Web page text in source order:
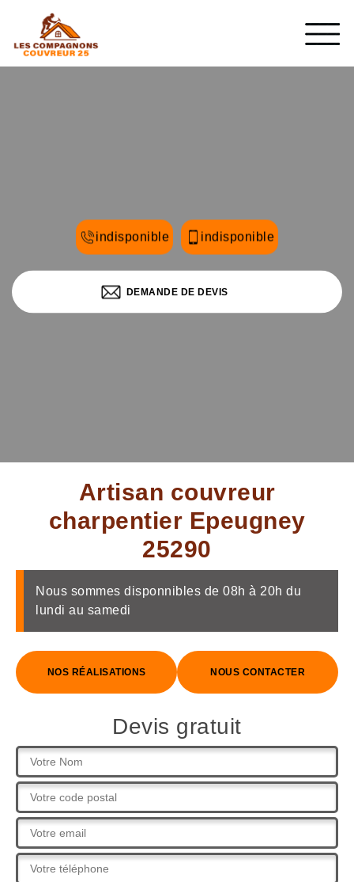
indisponible indisponible
DEMANDE DE DEVIS
Artisan couvreur
charpentier Epeugney
25290
Nous sommes disponnibles de 08h à 20h du
lundi au samedi
NOS RÉALISATIONS NOUS CONTACTER
Devis gratuit